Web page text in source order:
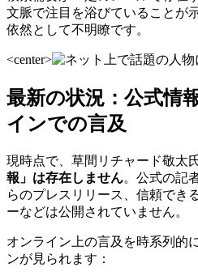
文脈で注目を浴びていることが
依然として不明瞭です。
<center>
最新の状況：公式情
インでの言及
現時点で、草間リチャード敬太
報」は存在しません。公式の記
らのプレスリリース、信頼でき
ーなどは公開されていません。
オンライン上の言及を時系列的
ンが見られます：